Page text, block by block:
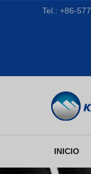
Tel.: +86-
INICIO